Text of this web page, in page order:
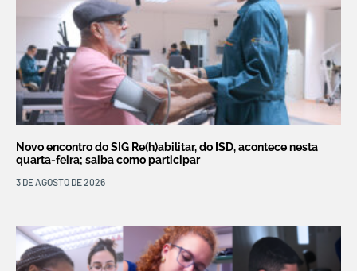
Novo encontro do SIG Re(h)abilitar, do ISD, acontece nesta
quarta-feira; saiba como participar
3 DE AGOSTO DE 2026